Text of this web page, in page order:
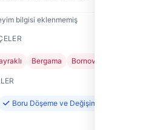
bilgisi eklenmemiş
Bergama Bornova
Boru Döşeme ve Değişimi